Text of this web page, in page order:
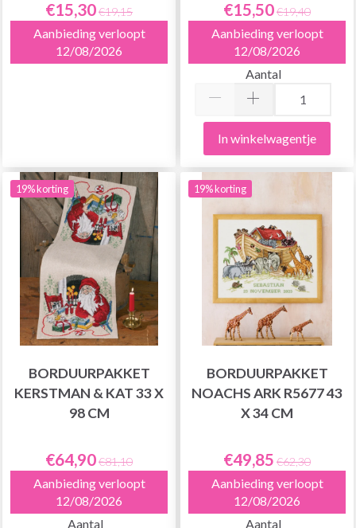
€15,30€19,15
Aanbieding verloopt
12/08/2026
€15,50€19,40
Aanbieding verloopt
12/08/2026
Aantal
In winkelwagentje
19% korting
BORDUURPAKKET
KERSTMAN & KAT 33 X
98 CM
€64,90€81,10
Aanbieding verloopt
12/08/2026
Aantal
19% korting
BORDUURPAKKET
NOACHS ARK R5677 43
X 34 CM
€49,85 €62,30
Aanbieding verloopt
12/08/2026
Aantal